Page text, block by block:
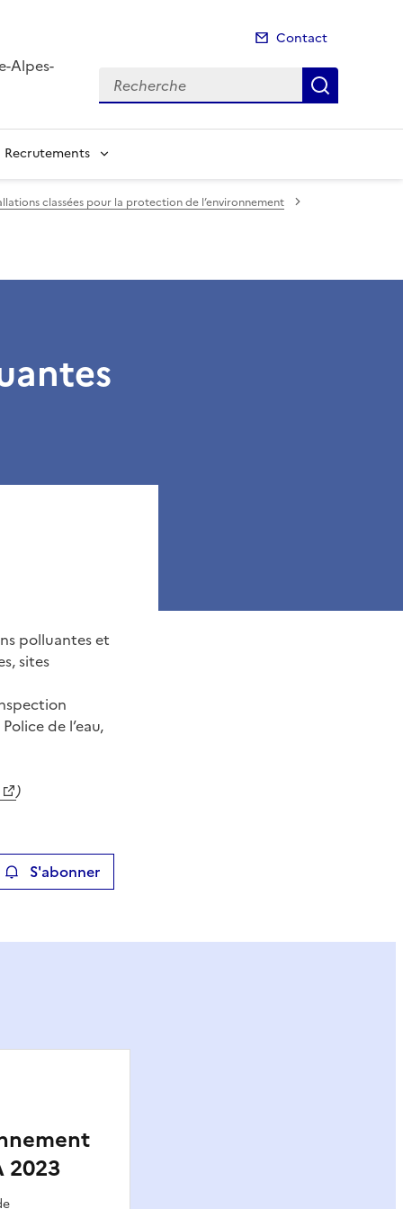
Alpes-
Contact
Recherche
Recrutements
classées pour la protection de l’environnement
polluantes et
sites
de l’eau,
)
S'abonner
2023